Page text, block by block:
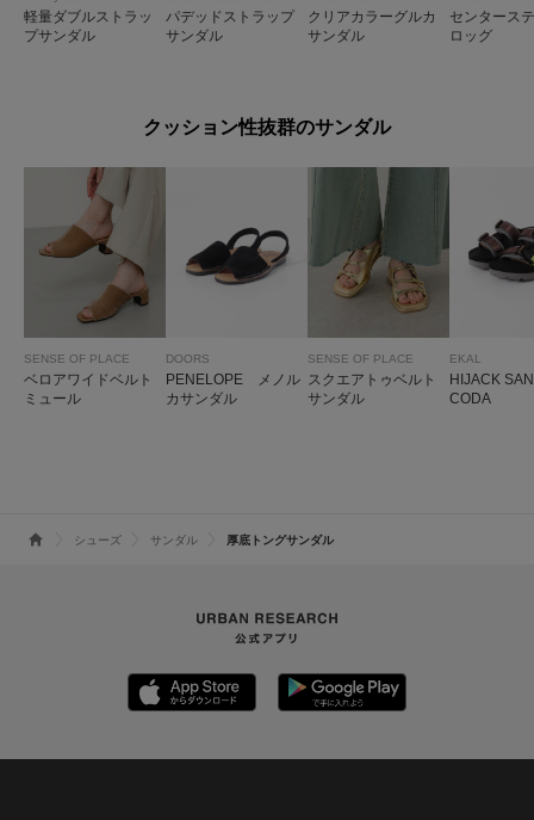
軽量ダブルストラッ
プサンダル
パデッドストラップ
サンダル
クリアカラーグルカ
サンダル
センタース
ロッグ
クッション性抜群のサンダル
SENSE OF PLACE
ベロアワイドベルト
ミュール
DOORS
PENELOPE メノル
カサンダル
SENSE OF PLACE
スクエアトゥベルト
サンダル
EKAL
HIJACK
CODA
シューズ サンダル 厚底トングサンダル